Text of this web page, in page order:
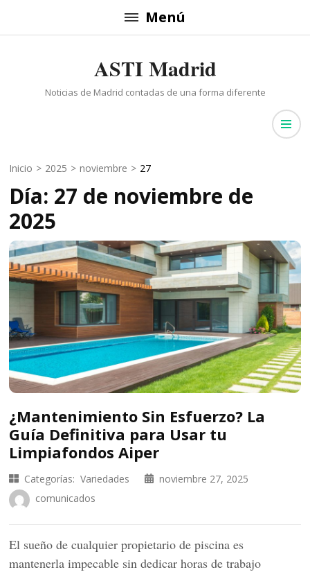
al
Menú
ASTI Madrid
Noticias de Madrid contadas de una forma diferente
Inicio > 2025 > noviembre > 27
Día: 27 de noviembre de
2025
¿Mantenimiento Sin Esfuerzo? La
Guía Definitiva para Usar tu
Limpiafondos Aiper
Categorías: Variedades
noviembre 27, 2025
comunicados
El sueño de cualquier propietario de piscina es
mantenerla impecable sin dedicar horas de trabajo